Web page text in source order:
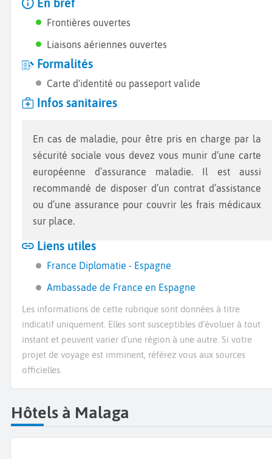
En bref
Frontières ouvertes
Liaisons aériennes ouvertes
Formalités
Carte d'identité ou passeport valide
Infos sanitaires
En cas de maladie, pour être pris en charge par la
sécurité sociale vous devez vous munir d’une carte
européenne d’assurance maladie. Il est aussi
recommandé de disposer d’un contrat d’assistance
ou d’une assurance pour couvrir les frais médicaux
sur place.
Liens utiles
France Diplomatie - Espagne
Ambassade de France en Espagne
Les informations de cette rubrique sont données à titre
indicatif uniquement. Elles sont susceptibles d’évoluer à tout
instant et peuvent varier d’une région à une autre. Si votre
projet de voyage est imminent, référez vous aux sources
officielles.
Hôtels à Malaga